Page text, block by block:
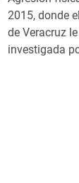
2015, donde
de Veracruz
investigada